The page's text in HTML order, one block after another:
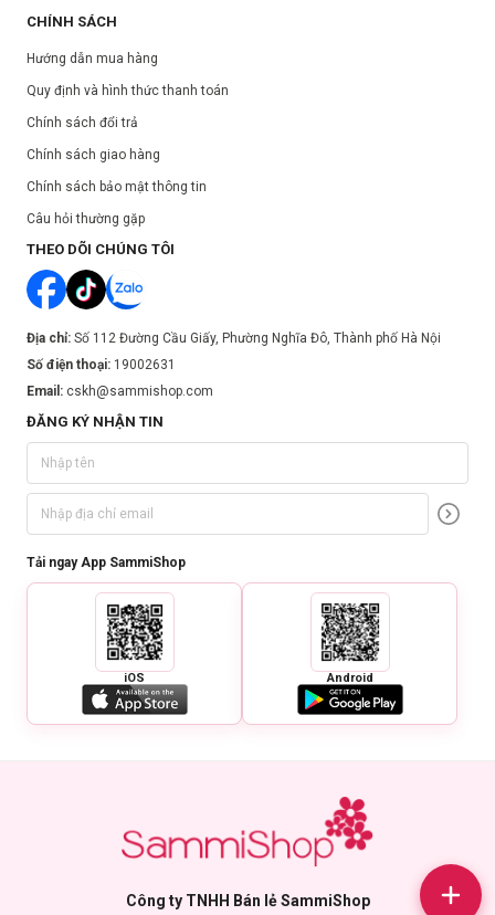
Cho một lượng vừa đủ vào lòng bàn tay, apply lên da mặt và cổ vào
Bảo quản:
Tránh ánh nắng trực tiếp.
Để nơi khô ráo, thoáng mát.
Đậy nắp kín sau khi sử dụng.
Thông số sản phẩm:
Thương hiệu:9 Wishes
Ngày sản xuất:In trên bao bì sản phẩm.
CHÍNH SÁCH
Hướng dẫn mua hàng
Quy định và hình thức thanh toán
Chính sách đổi trả
Chính sách giao hàng
Chính sách bảo mật thông tin
Câu hỏi thường gặp
THEO DÕI CHÚNG TÔI
Địa chỉ: Số 112 Đường Cầu Giấy, Phường Nghĩa Đô, Thành phố Hà Nội
Số điện thoại: 19002631
Email: cskh@sammishop.com
ĐĂNG KÝ NHẬN TIN
Tải ngay App SammiShop
iOS Android
Công ty TNHH Bán lẻ SammiShop